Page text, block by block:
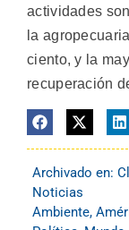
actividades
la
ciento, y la
recuperación
Archivado en:
Noticias
Ambiente,